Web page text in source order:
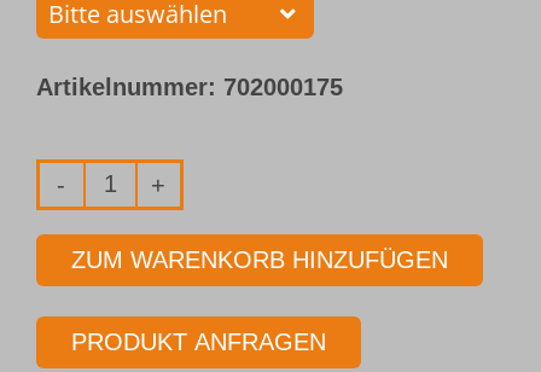
Artikelnummer: 702000175
Einlippenbohrer
mit
aufgelötetem
Typ 110
ZUM WARENKORB HINZUFÜGEN
PRODUKT ANFRAGEN